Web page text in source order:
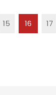
15 16 17